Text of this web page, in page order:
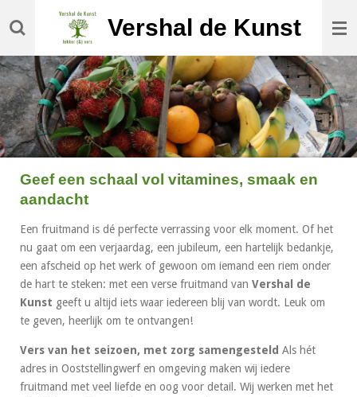
direct
de
hoofdinhoud
Vershal de Kunst
Geef een schaal vol vitamines, smaak en
aandacht
Een fruitmand is dé perfecte verrassing voor elk moment. Of het
nu gaat om een verjaardag, een jubileum, een hartelijk bedankje,
een afscheid op het werk of gewoon om iemand een riem onder
de hart te steken: met een verse fruitmand van Vershal de
Kunst geeft u altijd iets waar iedereen blij van wordt. Leuk om
te geven, heerlijk om te ontvangen!
Vers van het seizoen, met zorg samengesteld Als hét
adres in Ooststellingwerf en omgeving maken wij iedere
fruitmand met veel liefde en oog voor detail. Wij werken met het